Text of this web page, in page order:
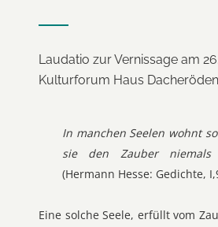
Laudatio zur Vernissage am
Kulturforum Haus Dacheröden
In manchen Seelen wohnt
sie den Zauber niemals
(Hermann Hesse: Gedichte,
Eine solche Seele, erfüllt vom